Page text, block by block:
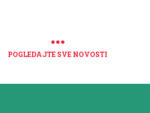
POGLEDAJTE SVE NOVOSTI